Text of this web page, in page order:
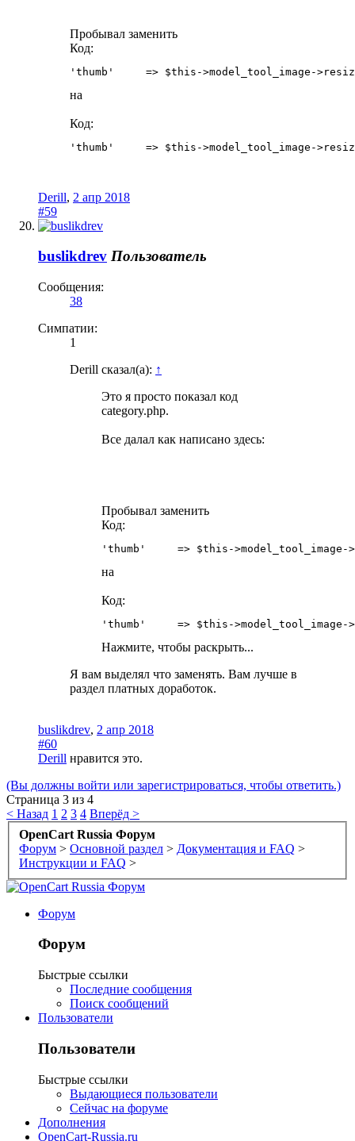
Пробывал заменить
Код:
'thumb'     => $this->model_tool_image-
на
Код:
'thumb'     => $this->model_tool_image-
Derill, 2 апр 2018
#59
buslikdrev Пользователь
Сообщения:
38
Симпатии:
1
Derill сказал(а): ↑
Это я просто показал код
category.php.
Все далал как написано здесь:
Пробывал заменить
Код:
'thumb'     => $this-
на
Код:
'thumb'     => $this-
Нажмите, чтобы раскрыть...
Я вам выделял что заменять. Вам лучше в
раздел платных доработок.
buslikdrev, 2 апр 2018
#60
Derill нравится это.
(Вы должны войти или зарегистрироваться, чтобы ответить.)
Страница 3 из 4
< Назад 1 2 3 4 Вперёд >
OpenCart Russia Форум
Форум > Основной раздел > Документация и FAQ >
Инструкции и FAQ >
Форум
Форум
Быстрые ссылки
Последние сообщения
Поиск сообщений
Пользователи
Пользователи
Быстрые ссылки
Выдающиеся пользователи
Сейчас на форуме
Дополнения
OpenCart-Russia.ru